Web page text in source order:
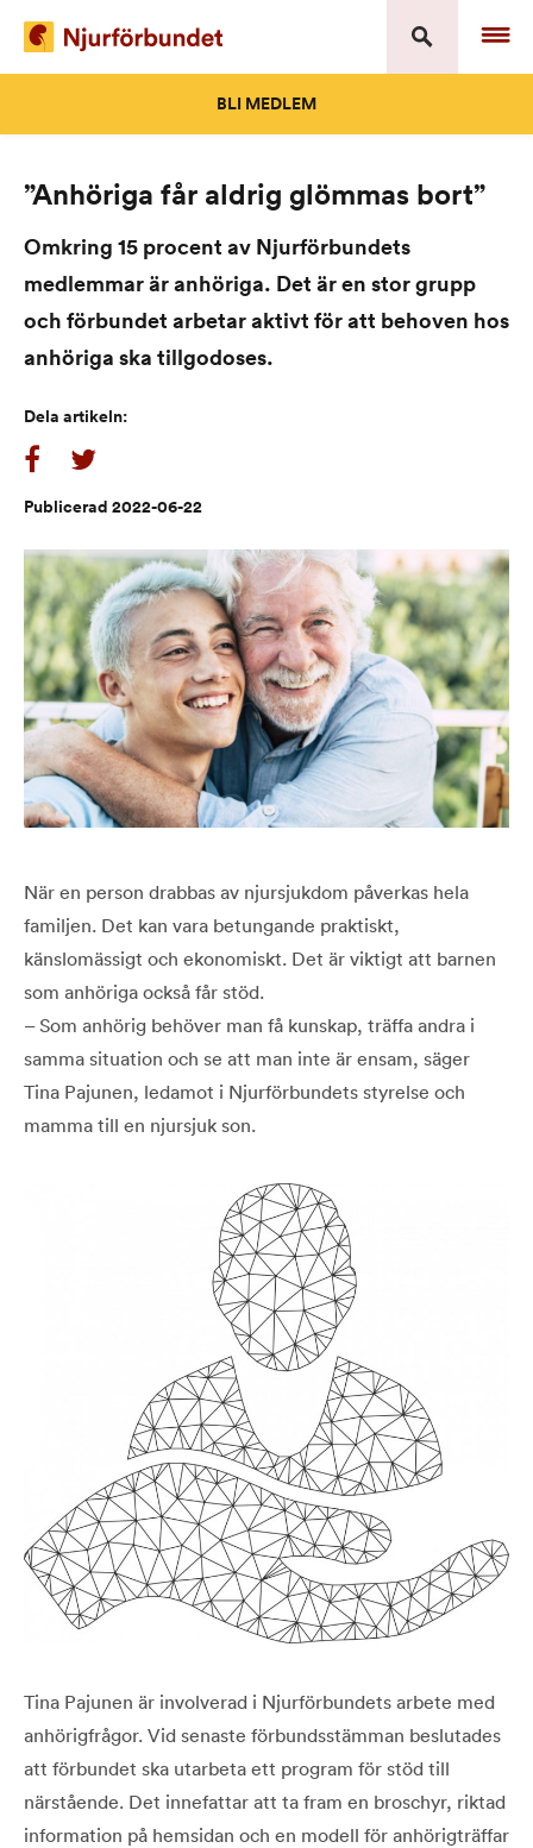
content
BLI MEDLEM
”Anhöriga får aldrig glömmas bort”
Omkring 15 procent av Njurförbundets
medlemmar är anhöriga. Det är en stor grupp
och förbundet arbetar aktivt för att behoven hos
anhöriga ska tillgodoses.
Dela artikeln:
Publicerad 2022-06-22
När en person drabbas av njursjukdom påverkas hela
familjen. Det kan vara betungande praktiskt,
känslomässigt och ekonomiskt. Det är viktigt att barnen
som anhöriga också får stöd.
– Som anhörig behöver man få kunskap, träffa andra i
samma situation och se att man inte är ensam, säger
Tina Pajunen, ledamot i Njurförbundets styrelse och
mamma till en njursjuk son.
Tina Pajunen är involverad i Njurförbundets arbete med
anhörigfrågor. Vid senaste förbundsstämman beslutades
att förbundet ska utarbeta ett program för stöd till
närstående. Det innefattar att ta fram en broschyr, riktad
information på hemsidan och en modell för anhörigträffar